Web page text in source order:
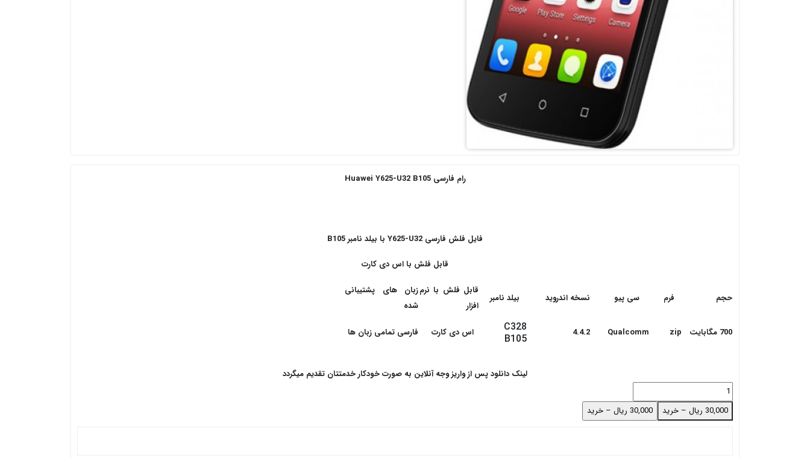
رام فارسیHuawei Y625-U32 B105
فایل فلش فارسی Y625-U32 با بیلد نامبر B105
قابل فلش با اس دی کارت
حجم فرم سی پیو نسخه اندروید بیلد نامبر
قابل فلش با نرم
افزار
زبان های پشتیبانی
شده
700 مگابایت zip
Qualcomm
4.4.2
C328
B105
اس دی کارت فارسی تمامی زبان ها
لینک دانلود پس از واریز وجه آنلاین به صورت خودکار خدمتتان تقدیم میگردد
30,000 ریال – خرید